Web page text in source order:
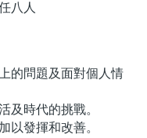
八人
的問題及面對個人情
及時代的挑戰。
以發揮和改善。